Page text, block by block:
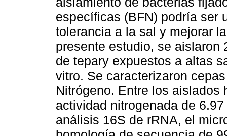
específicas (BFN) podría ser
tolerancia a la sal y mejorar
presente estudio, se aislaron
de tepary expuestos a altas
vitro. Se caracterizaron
Nitrógeno. Entre los aislados
actividad nitrogenada de
análisis 16S de rRNA, el